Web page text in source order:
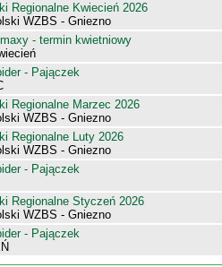
Regionalne Kwiecień 2026
WZBS - Gniezno
- termin kwietniowy
- Pajączek
Regionalne Marzec 2026
WZBS - Gniezno
Regionalne Luty 2026
WZBS - Gniezno
- Pajączek
Regionalne Styczeń 2026
WZBS - Gniezno
- Pajączek